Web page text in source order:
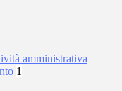
amministrativa
1